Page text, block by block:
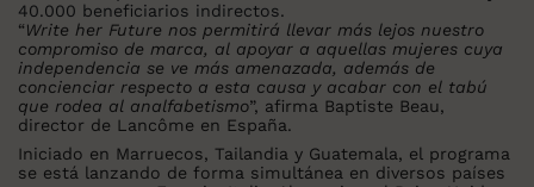
40.000 beneficiarios indirectos.
“Write her Future nos permitirá llevar más lejos nuestro
compromiso de marca, al apoyar a aquellas mujeres cuya
independencia se ve más amenazada, además de
concienciar respecto a esta causa y acabar con el tabú
que rodea al analfabetismo”, afirma Baptiste Beau,
director de Lancôme en España.
Iniciado en Marruecos, Tailandia y Guatemala, el programa
se está lanzando de forma simultánea en diversos países